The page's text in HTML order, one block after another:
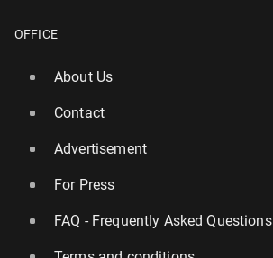
OFFICE
About Us
Contact
Advertisement
For Press
FAQ - Frequently Asked Questions